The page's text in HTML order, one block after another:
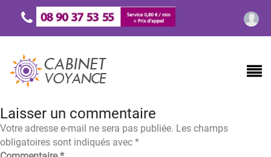
Laisser un commentaire
Votre adresse e-mail ne sera pas publiée. Les champs
obligatoires sont indiqués avec *